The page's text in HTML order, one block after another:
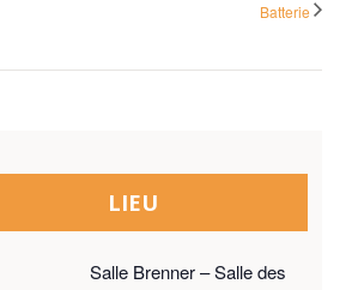
Batterie
LIEU
Salle Brenner – Salle des